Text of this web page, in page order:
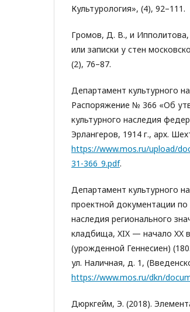
Культурология», (4), 92–111.
Громов, Д. В., и Ипполитова,
или записки у стен
(2), 76–87.
Департамент культурного
Распоряжение № 366 «Об
культурного наследия
Эрлангеров, 1914 г., арх.
https://www.mos.ru/upload/
31-366_9.pdf.
Департамент культурного
проектной документации
наследия регионального
кладбища, XIX — начало XX
(урожденной Геннесиен)
ул. Наличная, д. 1,
https://www.mos.ru/dkn/
Дюркгейм, Э. (2018).